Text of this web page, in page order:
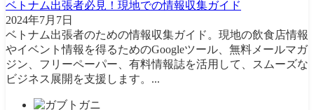
ベトナム出張者必見！現地での情報収集ガイド
2024年7月7日
ベトナム出張者のための情報収集ガイド。現地の飲食店情報
やイベント情報を得るためのGoogleツール、無料メールマガ
ジン、フリーペーパー、有料情報誌を活用して、スムーズな
ビジネス展開を支援します。...